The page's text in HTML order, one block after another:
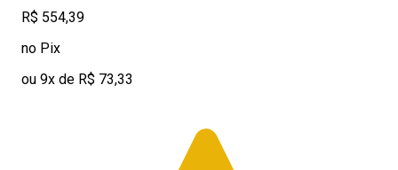
R$ 554,39
no Pix
ou 9x de R$ 73,33